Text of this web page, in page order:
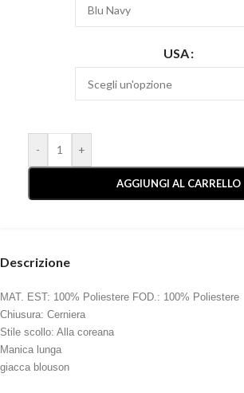
USA
- +
AGGIUNGI AL CARRELLO
Descrizione
MAT. EST: 100% Poliestere FOD.: 100% Poliestere
Chiusura: Cerniera
Stile scollo: Alla coreana
Manica lunga
giacca blouson